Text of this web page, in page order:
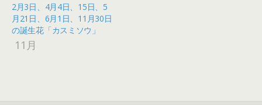
2月3日、4月4日、15日、5
月21日、6月1日、11月30日
の誕生花「カスミソウ」
11月